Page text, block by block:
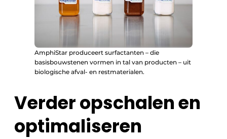
AmphiStar produceert surfactanten – die
basisbouwstenen vormen in tal van producten – uit
biologische afval- en restmaterialen.
Verder opschalen en
optimaliseren